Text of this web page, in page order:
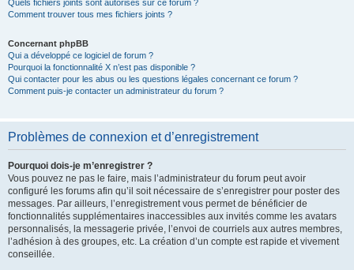
Quels fichiers joints sont autorisés sur ce forum ?
Comment trouver tous mes fichiers joints ?
Concernant phpBB
Qui a développé ce logiciel de forum ?
Pourquoi la fonctionnalité X n’est pas disponible ?
Qui contacter pour les abus ou les questions légales concernant ce forum ?
Comment puis-je contacter un administrateur du forum ?
Problèmes de connexion et d’enregistrement
Pourquoi dois-je m’enregistrer ?
Vous pouvez ne pas le faire, mais l’administrateur du forum peut avoir
configuré les forums afin qu’il soit nécessaire de s’enregistrer pour poster des
messages. Par ailleurs, l’enregistrement vous permet de bénéficier de
fonctionnalités supplémentaires inaccessibles aux invités comme les avatars
personnalisés, la messagerie privée, l’envoi de courriels aux autres membres,
l’adhésion à des groupes, etc. La création d’un compte est rapide et vivement
conseillée.